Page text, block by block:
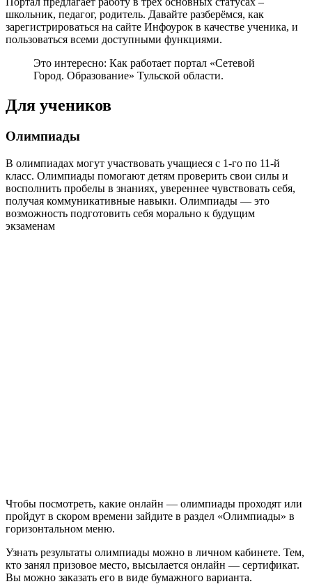
школьник, педагог, родитель. Давайте разберёмся, как
зарегистрироваться на сайте Инфоурок в качестве ученика, и
пользоваться всеми доступными функциями.
Это интересно: Как работает портал «Сетевой
Город. Образование» Тульской области.
Для учеников
Олимпиады
В олимпиадах могут участвовать учащиеся с 1-го по 11-й
класс. Олимпиады помогают детям проверить свои силы и
восполнить пробелы в знаниях, увереннее чувствовать себя,
получая коммуникативные навыки. Олимпиады — это
возможность подготовить себя морально к будущим
экзаменам
Чтобы посмотреть, какие онлайн — олимпиады проходят или
пройдут в скором времени зайдите в раздел «Олимпиады» в
горизонтальном меню.
Узнать результаты олимпиады можно в личном кабинете. Тем,
кто занял призовое место, высылается онлайн — сертификат.
Вы можно заказать его в виде бумажного варианта.